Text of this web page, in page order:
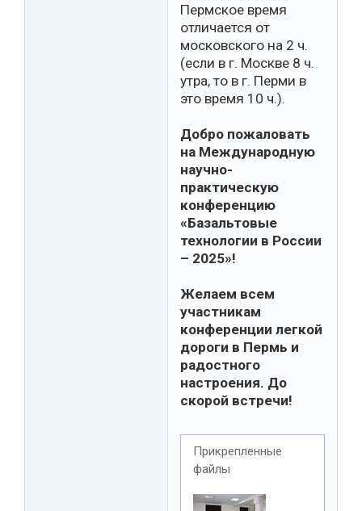
Пермское время
отличается от
московского на 2 ч.
(если в г. Москве 8 ч.
утра, то в г. Перми в
это время 10 ч.).
Добро пожаловать
на Международную
научно-
практическую
конференцию
«Базальтовые
технологии в России
– 2025»!
Желаем всем
участникам
конференции легкой
дороги в Пермь и
радостного
настроения. До
скорой встречи!
Прикрепленные
файлы